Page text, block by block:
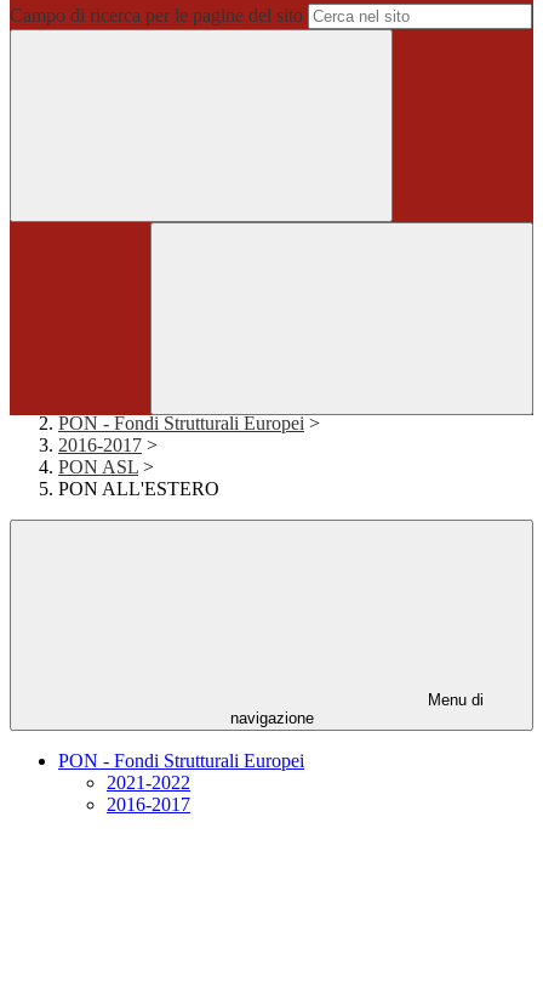
Campo di ricerca per le pagine del sito
PON - Fondi Strutturali Europei >
2016-2017 >
PON ASL >
PON ALL'ESTERO
Menu di
navigazione
PON - Fondi Strutturali Europei
2021-2022
2016-2017